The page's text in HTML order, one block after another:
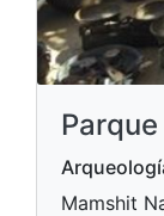
Mamshit